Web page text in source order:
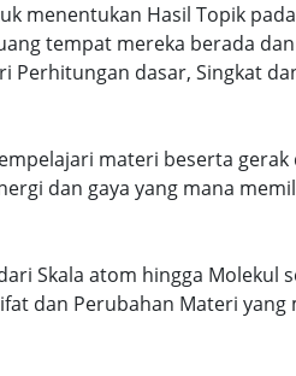
menentukan Hasil Topik
tempat mereka berada
Perhitungan dasar, Singkat
materi beserta gerak
dan gaya yang mana
Skala atom hingga Molekul
dan Perubahan Materi yang